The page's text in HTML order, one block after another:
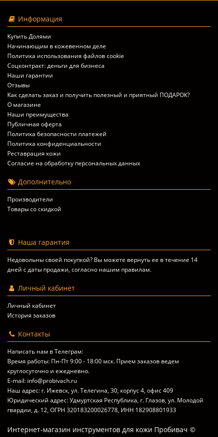
Информация
Купить Долями
Начинающим в кожевенном деле
Политика использования файлов cookie
Соцконтракт: деньги для бизнеса
Наши гарантии
Отзывы
Как сделать заказ и получить полезный и приятный ПОДАРОК?
О магазине
Наши преимущества
Публичная оферта
Политика безопасности платежей
Политика конфиденциальности
Реставрация кожи
Согласие на обработку персональных данных
Дополнительно
Производители
Товары со скидкой
Наша гарантия
Недовольны своей покупкой? Вы можете вернуть ее в течение 14
дней с даты продажи, согласно нашим правилам.
Личный кабинет
Личный кабинет
История заказов
Контакты
Написать нам в Телеграм:
Время работы: Пн-Пт 9:00 - 18:00 мск. Прием заказов ведем
круглосуточно и ежедневно.
E-mail: info@probivach.ru
Наш адрес: г. Ижевск, ул. Телегина, 30, корпус 4, офис 409
Юридический адрес: Удмуртская Республика, г. Глазов, ул. Молодой
гвардии, д. 12, ОГРН 320183200026778, ИНН 182908801933
Интернет-магазин инструментов для кожи Пробивач ©